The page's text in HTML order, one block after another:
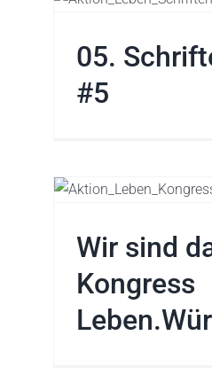
05.
#5
Wir sind
Kongress